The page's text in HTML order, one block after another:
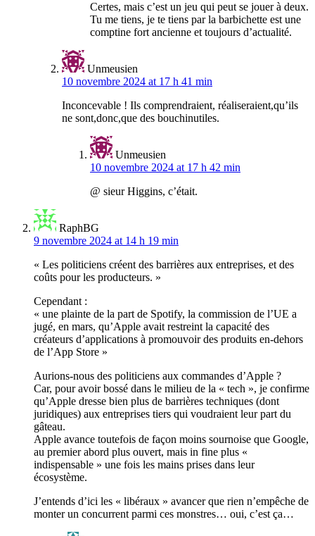
Certes, mais c’est un jeu qui peut se jouer à deux.
Tu me tiens, je te tiens par la barbichette est une
comptine fort ancienne et toujours d’actualité.
Unmeusien
10 novembre 2024 at 17 h 41 min
Inconcevable ! Ils comprendraient, réaliseraient,qu’ils
ne sont,donc,que des bouchinutiles.
Unmeusien
10 novembre 2024 at 17 h 42 min
@ sieur Higgins, c’était.
RaphBG
9 novembre 2024 at 14 h 19 min
« Les politiciens créent des barrières aux entreprises, et des
coûts pour les producteurs. »
Cependant :
« une plainte de la part de Spotify, la commission de l’UE a
jugé, en mars, qu’Apple avait restreint la capacité des
créateurs d’applications à promouvoir des produits en-dehors
de l’App Store »
Aurions-nous des politiciens aux commandes d’Apple ?
Car, pour avoir bossé dans le milieu de la « tech », je confirme
qu’Apple dresse bien plus de barrières techniques (dont
juridiques) aux entreprises tiers qui voudraient leur part du
gâteau.
Apple avance toutefois de façon moins sournoise que Google,
au premier abord plus ouvert, mais in fine plus «
indispensable » une fois les mains prises dans leur
écosystème.
J’entends d’ici les « libéraux » avancer que rien n’empêche de
monter un concurrent parmi ces monstres… oui, c’est ça…